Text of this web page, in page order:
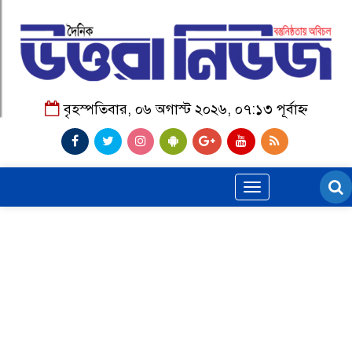
বৃহস্পতিবার, ০৬ অগাস্ট ২০২৬, ০৭:১৩ পূর্বাহ্ন
Toggle
navigation